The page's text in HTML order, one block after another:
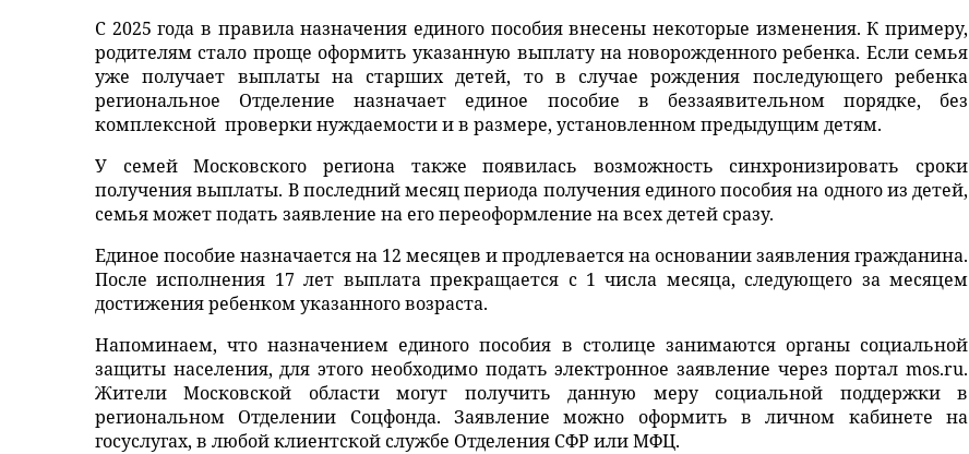
С 2025 года в правила назначения единого пособия внесены некоторые изменения. К примеру,
родителям стало проще оформить указанную выплату на новорожденного ребенка. Если семья
уже получает выплаты на старших детей, то в случае рождения последующего ребенка
региональное Отделение назначает единое пособие в беззаявительном порядке, без
комплексной проверки нуждаемости и в размере, установленном предыдущим детям.
У семей Московского региона также появилась возможность синхронизировать сроки
получения выплаты. В последний месяц периода получения единого пособия на одного из детей,
семья может подать заявление на его переоформление на всех детей сразу.
Единое пособие назначается на 12 месяцев и продлевается на основании заявления гражданина.
После исполнения 17 лет выплата прекращается с 1 числа месяца, следующего за месяцем
достижения ребенком указанного возраста.
Напоминаем, что назначением единого пособия в столице занимаются органы социальной
защиты населения, для этого необходимо подать электронное заявление через портал mos.ru.
Жители Московской области могут получить данную меру социальной поддержки в
региональном Отделении Соцфонда. Заявление можно оформить в личном кабинете на
госуслугах, в любой клиентской службе Отделения СФР или МФЦ.